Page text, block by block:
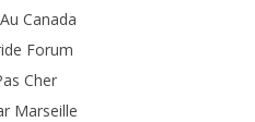
Canada
Forum
Cher
Marseille